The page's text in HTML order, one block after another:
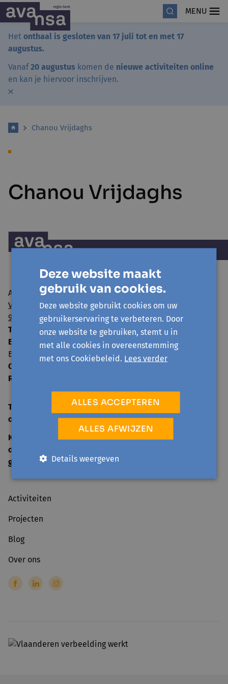
MENU
Het onthaal is gesloten van 17 juli tot en met 17
augustus.
Vanaf20 augustus komen de nieuwe activiteiten online
en kan je hiervoor inschrijven.
Chanou Vrijdaghs
Chanou Vrijdaghs
Avansa regio Gent vzw
Visserij 106/1
9000 Gent
T:
09 224 22 65
E:
info@avansa-regiogent.be
BE15 8939 4415 5730
Ondernemingsnummer:
RPR:
TELEFONISCH ONTHAAL
open
ma-vr 09:00-12:30
KANTOOR
open
geslotenop officiële feestdagen
Activiteiten
Projecten
Blog
Over ons
Deze website maakt
gebruik van cookies.
Deze website gebruikt cookies om uw
gebruikerservaring te verbeteren. Door
onze website te gebruiken, stemt u in
met alle cookies in overeenstemming
met ons Cookiebeleid. Lees verder
ALLES ACCEPTEREN
ALLES AFWIJZEN
Details weergeven